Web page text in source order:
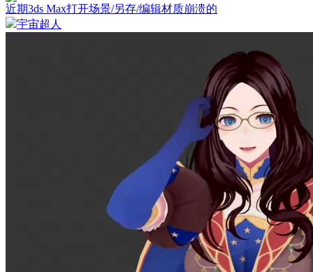
近期3ds Max打开场景/另存/编辑材质崩溃的
宇宙超人